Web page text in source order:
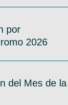
por
2026
del Mes de la